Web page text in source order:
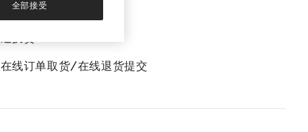
服务
在线订单取货/在线退货提交
全部接受